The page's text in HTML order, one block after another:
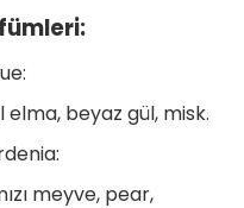
beyaz gül, misk.
meyve, pear,